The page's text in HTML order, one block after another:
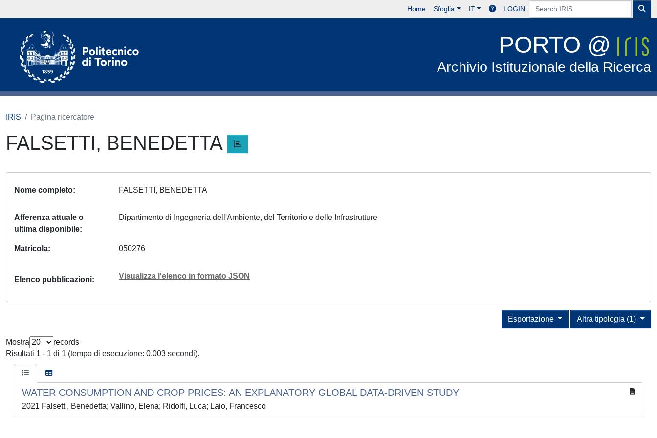
Home Sfoglia IT LOGIN
PORTO @
Archivio Istituzionale della Ricerca
IRIS Pagina ricercatore
FALSETTI, BENEDETTA
Nome completo FALSETTI, BENEDETTA
Afferenza attuale o
ultima disponibile
Dipartimento di Ingegneria dell'Ambiente, del Territorio e delle Infrastrutture
Matricola 050276
Elenco pubblicazioni Visualizza l'elenco in formato JSON
Altra tipologia (1)
Esportazione
Mostra
records
Risultati 1 - 1 di 1 (tempo di esecuzione: 0.003 secondi).
WATER CONSUMPTION AND CROP PRICES: AN EXPLANATORY GLOBAL DATA-DRIVEN STUDY
2021 Falsetti, Benedetta; Vallino, Elena; Ridolfi, Luca; Laio, Francesco